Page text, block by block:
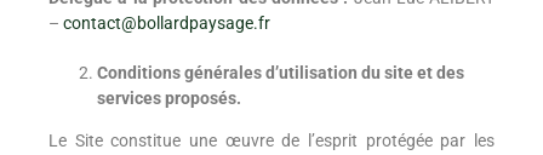
– contact@bollardpaysage.fr
Conditions générales d’utilisation du site et des
services proposés.
Le Site constitue une œuvre de l’esprit protégée par les